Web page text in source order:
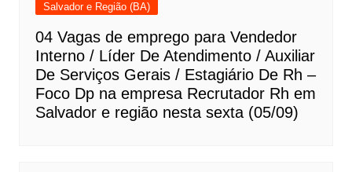
Salvador e Região (BA)
04 Vagas de emprego para Vendedor
Interno / Líder De Atendimento / Auxiliar
De Serviços Gerais / Estagiário De Rh –
Foco Dp na empresa Recrutador Rh em
Salvador e região nesta sexta (05/09)